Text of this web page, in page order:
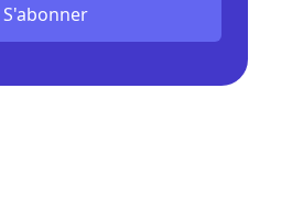
S'abonner